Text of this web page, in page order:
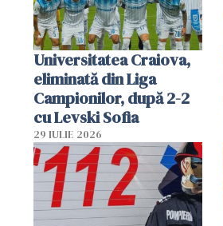
Universitatea Craiova,
eliminată din Liga
Campionilor, după 2-2
cu Levski Sofia
29 IULIE 2026